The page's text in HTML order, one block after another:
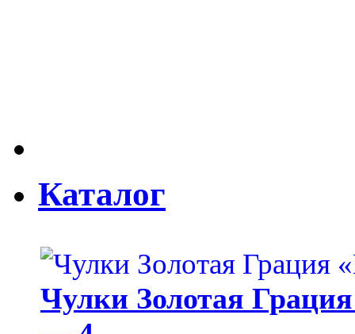
Каталог
Чулки Золотая